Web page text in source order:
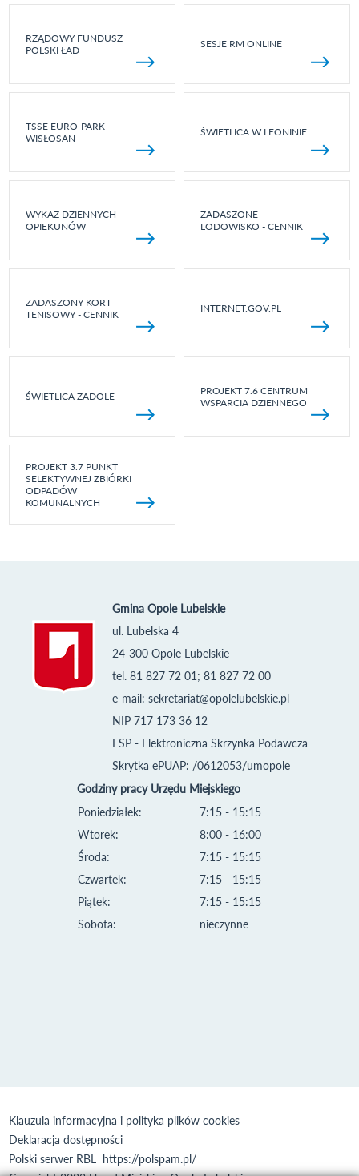
RZĄDOWY FUNDUSZ
POLSKI ŁAD
SESJE RM ONLINE
TSSE EURO-PARK
WISŁOSAN
ŚWIETLICA W LEONINIE
WYKAZ DZIENNYCH
OPIEKUNÓW
ZADASZONE
LODOWISKO - CENNIK
ZADASZONY KORT
TENISOWY - CENNIK
INTERNET.GOV.PL
ŚWIETLICA ZADOLE
PROJEKT 7.6 CENTRUM
WSPARCIA DZIENNEGO
PROJEKT 3.7 PUNKT
SELEKTYWNEJ ZBIÓRKI
ODPADÓW
KOMUNALNYCH
Gmina Opole Lubelskie
ul. Lubelska 4
24-300 Opole Lubelskie
tel. 81 827 72 01; 81 827 72 00
e-mail: sekretariat@opolelubelskie.pl
NIP 717 173 36 12
ESP - Elektroniczna Skrzynka Podawcza
Skrytka ePUAP: /0612053/umopole
Godziny pracy Urzędu Miejskiego
Poniedziałek:
Wtorek:
Środa:
Czwartek:
Piątek:
Sobota:
7:15 - 15:15
8:00 - 16:00
7:15 - 15:15
7:15 - 15:15
7:15 - 15:15
nieczynne
Klauzula informacyjna i polityka plików cookies
Deklaracja dostępności
Polski serwer RBL https://polspam.pl/